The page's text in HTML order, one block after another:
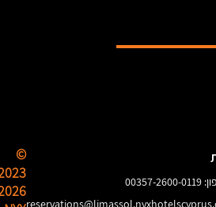
00357-2600-0119
©